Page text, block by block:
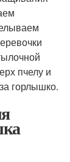
пчелу и
горлышко.